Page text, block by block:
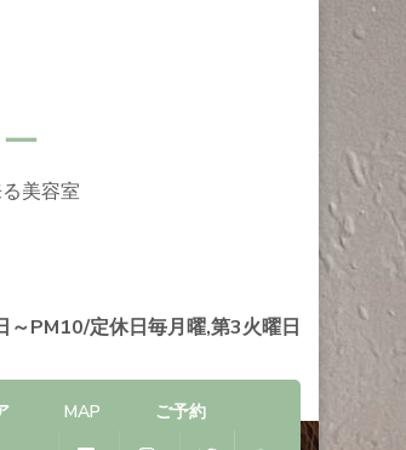
ー
美容室
PM10/定休日毎月曜,第3火曜日
MAP ご予約